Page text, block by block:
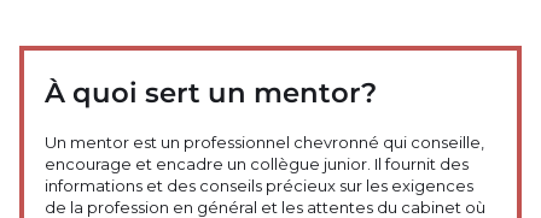
À quoi sert un mentor?
Un mentor est un professionnel chevronné qui conseille,
encourage et encadre un collègue junior. Il fournit des
informations et des conseils précieux sur les exigences
de la profession en général et les attentes du cabinet où